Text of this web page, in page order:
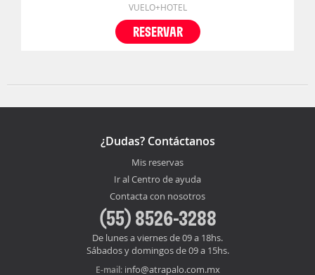
VUELO+HOTEL
RESERVAR
¿Dudas? Contáctanos
Mis reservas
Ir al Centro de ayuda
Contacta con nosotros
(55) 8526-3288
De lunes a viernes de 09 a 18hs.
Sábados y domingos de 09 a 15hs.
E-mail: info@atrapalo.com.mx